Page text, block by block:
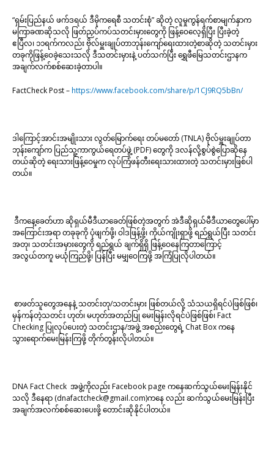
“ရှမ်းပြည်နယ် ဖက်ဒရယ် ဒီမိုကရေစီ သတင်းစုံ” ဆိုတဲ့ လူမှုကွန်ရက်စာမျက်နှာက
မကြာခဏဆိုသလို ဖြတ်ညှပ်ကပ်သတင်းမှားတွေကို ဖြန့်ဝေလေ့ရှိပြီး ပြီးခဲ့တဲ့
ဧပြီလ၊ ၁၁ရက်ကလည်း ဗိုလ်မှူးချုပ်တာဘုန်းကျော်ရေးထားတဲ့စာဆိုတဲ့ သတင်းမှား
တခုကိုဖြန့်ဝေခဲ့သေးသလို ဒီသတင်းမှားနဲ့ ပတ်သက်ပြီး ရွှေဖီမြေသတင်းဌာနက
အချက်လက်စစ်ဆေးခဲ့တာပါ။
FactCheck Post –https://www.facebook.com/share/p/1CJ9RQ5bBn/
ဒါကြောင့်အာင်းအမျိုးသား လွတ်မြောက်ရေး တပ်မတော် (TNLA) ဗိုလ်မှူးချုပ်တာ
ဘုန်းကျော်က ပြည်သူ့ကာကွယ်ရေတပ်ဖွဲ့ (PDF) တွေကို ဒလန်လို့စွပ်စွဲပြောဆိုနေ
တယ်ဆိုတဲ့ ရေးသားဖြန့်ဝေမှုက လုပ်ကြံဖန်တီးရေးသားထားတဲ့ သတင်းမှားဖြစ်ပါ
တယ်။
ဒီကနေ့ခေတ်ဟာ ဆိုရှယ်မီဒီယာခေတ်ဖြစ်တဲ့အတွက် အဲဒီဆိုရှယ်မီဒီယာတွေပေါ်မှာ
အကြောင်းအရာ တခုခုကို ပုံဖျက်ဖို့၊ ဝါဒဖြန့်ဖို့၊ ကိုယ်ကျိုးရှာဖို့ ရည်ရွယ်ပြီး သတင်း
အတု၊ သတင်းအမှားတွေကို ရည်ရွယ် ချက်ရှိရှိ ဖြန့်ဝေနေကြတာကြောင့်
အလွယ်တကူ မယုံကြည်ဖို့၊ ပြန်ပြီး မမျှဝေကြဖို့ အကြံပြုလိုပါတယ်။
စာဖတ်သူတွေအနေနဲ့ သတင်းတု/သတင်းမှား ဖြစ်တယ်လို့ သံသယရှိရင်ပဲဖြစ်ဖြစ်၊
မှန်ကန်တဲ့သတင်း ဟုတ်၊ မဟုတ်အတည်ပြု မေးမြန်းလိုရင်ပဲဖြစ်ဖြစ်၊ Fact
Checking ပြုလုပ်ပေးတဲ့ သတင်းဌာန/အဖွဲ့ အစည်းတွေရဲ့ Chat Box ကနေ
သွားရောက်မေးမြန်းကြဖို့ တိုက်တွန်းလိုပါတယ်။
DNA Fact Check အဖွဲ့ကိုလည်း Facebook page ကနေဆက်သွယ်မေးမြန်းနိုင်
သလို ဒီနေရာ (dnafactcheck@gmail.com)ကနေ လည်း ဆက်သွယ်မေးမြန်းပြီး
အချက်အလက်စစ်ဆေးပေးဖို့ တောင်းဆိုနိုင်ပါတယ်။